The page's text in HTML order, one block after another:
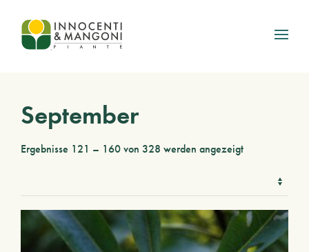
Skip to main content
September
Ergebnisse 121 – 160 von 328 werden angezeigt